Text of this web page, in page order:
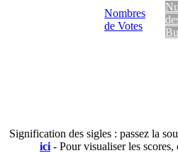
Nombres
de Votes
Signification des sigles : passez la
ici - Pour visualiser les